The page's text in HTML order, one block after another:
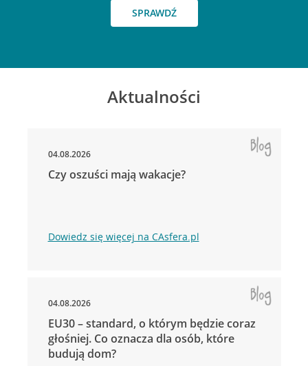
SPRAWDŹ
Aktualności
04.08.2026
Czy oszuści mają wakacje?
Dowiedz się więcej na CAsfera.pl
04.08.2026
EU30 – standard, o którym będzie coraz
głośniej. Co oznacza dla osób, które
budują dom?